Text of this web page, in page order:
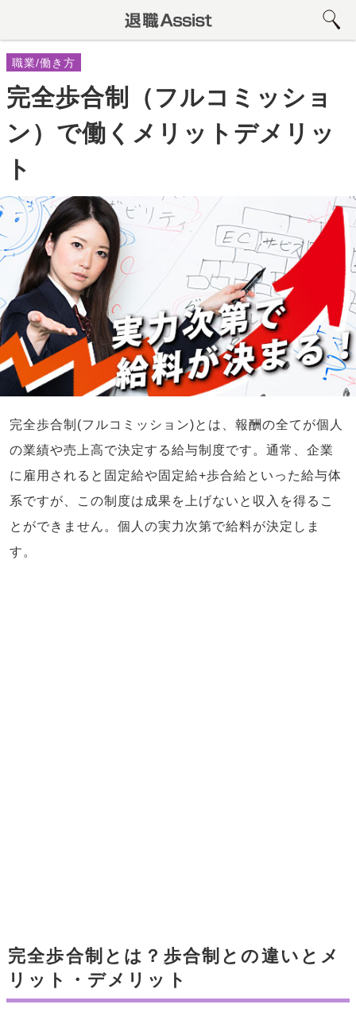
職業/働き方
完全歩合制（フルコミッショ
ン）で働くメリットデメリッ
ト
完全歩合制(フルコミッション)とは、報酬の全てが個人
の業績や売上高で決定する給与制度です。通常、企業
に雇用されると固定給や固定給+歩合給といった給与体
系ですが、この制度は成果を上げないと収入を得るこ
とができません。個人の実力次第で給料が決定しま
す。
完全歩合制とは？歩合制との違いとメ
リット・デメリット